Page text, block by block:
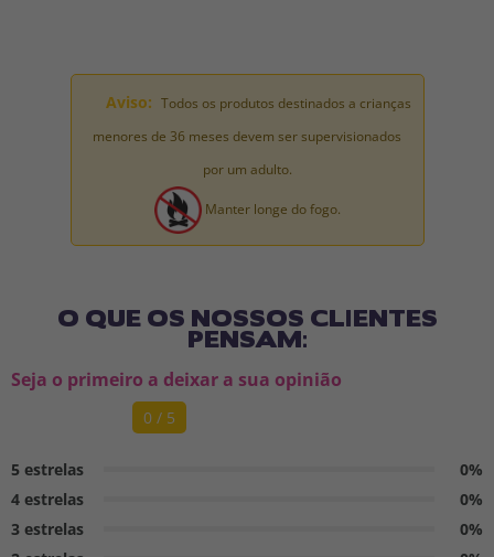
Aviso: Todos os produtos destinados a crianças
menores de 36 meses devem ser supervisionados
por um adulto.
Manter longe do fogo.
O QUE OS NOSSOS CLIENTES
PENSAM:
Seja o primeiro a deixar a sua opinião
0 / 5
5 estrelas
0%
4 estrelas
0%
3 estrelas
0%